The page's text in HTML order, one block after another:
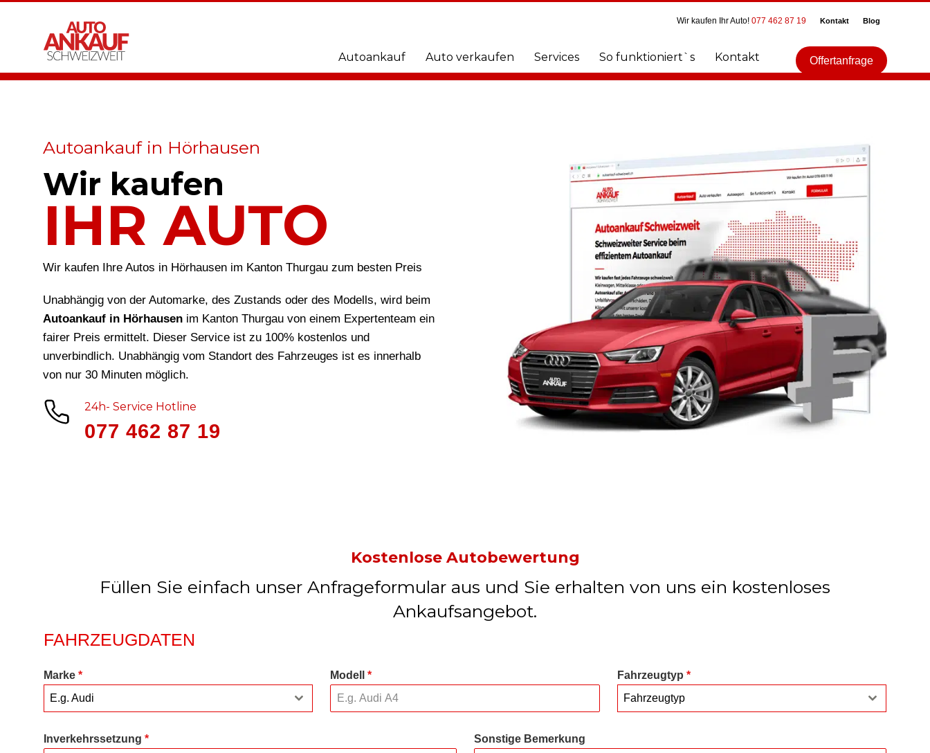
Wir kaufen Ihr Auto! 077 462 87 19 Kontakt Blog
Autoankauf Auto verkaufen Services So funktioniert`s Kontakt Offertanfrage
Autoankauf in Hörhausen
Wir kaufen
IHR AUTO
Wir kaufen Ihre Autos in Hörhausen im Kanton Thurgau zum besten Preis
Unabhängig von der Automarke, des Zustands oder des Modells, wird beim
Autoankauf in Hörhausen im Kanton Thurgau von einem Expertenteam ein
fairer Preis ermittelt. Dieser Service ist zu 100% kostenlos und
unverbindlich. Unabhängig vom Standort des Fahrzeuges ist es innerhalb
von nur 30 Minuten möglich.
24h- Service Hotline
077 462 87 19
Kostenlose Autobewertung
Füllen Sie einfach unser Anfrageformular aus und Sie erhalten von uns ein kostenloses
Ankaufsangebot.
FAHRZEUGDATEN
Marke *
E.g. Audi
Modell* Fahrzeugtyp *
Fahrzeugtyp
Inverkehrssetzung * Sonstige Bemerkung